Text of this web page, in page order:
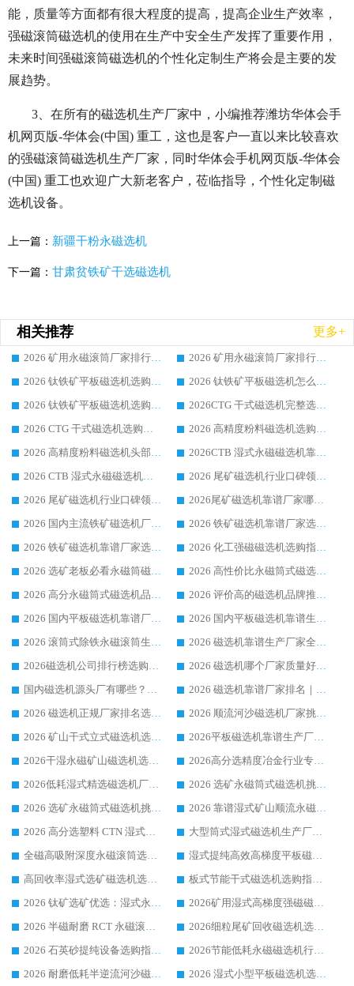
能，质量等方面都有很大程度的提高，提高企业生产效率，
强磁滚筒磁选机的使用在生产中安全生产发挥了重要作用，
未来时间强磁滚筒磁选机的个性化定制生产将会是主要的发
展趋势。
3、在所有的磁选机生产厂家中，小编推荐潍坊华体会手
机网页版-华体会(中国) 重工，这也是客户一直以来比较喜欢
的强磁滚筒磁选机生产厂家，同时华体会手机网页版-华体会
(中国) 重工也欢迎广大新老客户，莅临指导，个性化定制磁
选机设备。
上一篇： 新疆干粉永磁选机
下一篇： 甘肃贫铁矿干选磁选机
相关推荐 更多+
2026 矿用永磁滚筒厂家排行榜选购干货指南 行业口碑标杆华体会手机网页版-华体会(中国) 实力出众
2026 矿用永磁滚筒厂家排行榜选购指南，行业口碑领域强者华体会手机网页版-华体会(中国)
2026 钛铁矿平板磁选机选购全攻略 市场公认优质品牌厂家实力排行榜
2026 钛铁矿平板磁选机怎么选 靠谱生产企业实力排行榜选购参考攻略
2026 钛铁矿平板磁选机选购指南 行业口碑优选品牌生产企业实力排行榜
2026CTG 干式磁选机完整选购指南 行业口碑顶尖靠谱生产龙头厂家实力推荐
2026 CTG 干式磁选机选购指南|行业口碑靠谱生产厂家领域强者推荐
2026 高精度粉料磁选机选购全攻略 行业优质品牌华体会手机网页版-华体会(中国) 实力深度解析
2026 高精度粉料磁选机头部厂家选购指南 行业口碑靠谱品牌推荐 领域强者华体会手机网页版-华体会(中国) 解析
2026CTB 湿式永磁磁选机靠谱厂家实力排行榜 铁矿选矿设备采购全流程选购指南
2026 CTB 湿式永磁磁选机选购指南|行业口碑良好品牌推荐，领域强者华体会手机网页版-华体会(中国)
2026 尾矿磁选机行业口碑领域强者，源头直供国内主流厂家华体会手机网页版-华体会(中国) 一站式服务
2026 尾矿磁选机行业口碑领域强者，源头直供国内主流厂家华体会手机网页版-华体会(中国) 一站式服务
2026尾矿磁选机靠谱厂家哪家好 行业口碑领域强者华体会手机网页版-华体会(中国) 推荐
2026 国内主流铁矿磁选机厂家选购指南|行业口碑好品牌推荐，领域强者华体会手机网页版-华体会(中国)
2026 铁矿磁选机靠谱厂家选购全攻略 行业标杆华体会手机网页版-华体会(中国) 设备性价比出众
2026 铁矿磁选机靠谱厂家选购指南，领域强者华体会手机网页版-华体会(中国) 铁矿磁选机性价比高
2026 化工强磁磁选机选购指南 5 家行业口碑靠谱厂家领域强者推荐
2026 选矿老板必看永磁筒磁选机推荐 行业头部品牌口碑设备选购全攻略
2026 高性价比永磁筒式磁选机品牌盘点 行业强者口碑实测选购完整指南
2026 高分永磁筒式磁选机品牌推荐 选矿设备强者对比测评采购避坑全攻略
2026 评价高的磁选机品牌推荐选购指南，永磁筒式磁选机设备领域强者全景行业口碑解析
2026 国内平板磁选机靠谱厂家排名 行业实测口碑设备按需选购全指南
2026 国内平板磁选机靠谱生产厂家推荐排名|行业口碑选购指南，领域强者按需选设备
2026 滚筒式除铁永磁滚筒生产厂家推荐排名|行业口碑选购指南，领域强者源头厂商精选
2026 磁选机靠谱生产厂家全梳理 分场景选型行业头部品牌选购参考攻略
2026磁选机公司排行榜选购指南|正规源头厂家推荐，领域强者高性价比靠谱信赖品牌
2026 磁选机哪个厂家质量好？十大靠谱磁电企业排名选购指南
国内磁选机源头厂有哪些？2026 综合实力排名与采购避坑技巧
2026 磁选机靠谱厂家排名｜华体会手机网页版-华体会(中国) 高性价比磁选机磁电品牌
2026 磁选机正规厂家排名选购指南|行业口碑信赖品牌推荐性价比高靠谱磁电企业
2026 顺流河沙磁选机厂家挑选攻略 | 业内口碑龙头企业高性价比品牌推荐
2026 矿山干式立式磁选机选型攻略 梳理深耕磁电装备多年靠谱生产厂商
2026平板磁选机靠谱生产厂家选购指南 行业口碑良好品牌推荐 磁电领域实力强者
2026干湿永磁矿山磁选机选型攻略 优质生产厂家排名 选矿领域高口碑品牌推荐指南
2026高分选精度冶金行业专用磁选机生产厂家,干湿式磁选机源头供应商推荐
2026低耗湿式精​选磁选机厂家怎么选?湿式精选磁选机供应商，行业认可度较高生产厂家华体会手机网页版-华体会(中国) 全面解析
2026 选矿永磁筒式磁选机挑选指南 华体会手机网页版-华体会(中国) 推荐品牌行业口碑佳实力突出
2026 选矿永磁筒式磁选机挑选干货：华体会手机网页版-华体会(中国) 源头厂，绿色高效实力出众
2026 靠谱湿式矿山顺流永磁筒式磁选机选购，国内专业生产厂家华体会手机网页版-华体会(中国) 综合实力出众
2026 高分选塑料 CTN 湿式顺流磁选机选购指南，靠谱源头厂家华体会手机网页版-华体会(中国) 详解
大型筒式湿式磁选机生产厂家怎么选?华体会手机网页版-华体会(中国) 设备口碑广受行业认可
全磁高吸附深度永磁滚筒选购指南 业内口碑稳定磁电设备生产厂家详细推荐
湿式提纯高效高梯度平板磁选机靠谱设备源头厂商华体会手机网页版-华体会(中国) 综合测评
高回收率湿式选矿磁选机选购指南 业内口碑磁电设备生产厂家实力解析
板式节能干式磁选机选购指南，源头生产厂家华体会手机网页版-华体会(中国) 综合实力可观
2026 钛矿选矿优选：湿式永磁筒式磁选机源头厂家华体会手机网页版-华体会(中国) 综合解析
2026矿用湿式高梯度强磁磁选机选购指南，临朐靠谱磁电生产厂家华体会手机网页版-华体会(中国) 详解
2026 半磁耐磨 RCT 永磁滚筒选购指南，临朐源头生产厂家华体会手机网页版-华体会(中国) 实测分享
2026细粒尾矿回收磁选机选购指南 产业集群优质生产厂家华体会手机网页版-华体会(中国) 解析
2026 石英砂提纯设备选购指南：华体会手机网页版-华体会(中国) 提纯磁选机厂家综合解读
2026节能低耗永磁磁选机行业优选标杆 临朐华体会手机网页版-华体会(中国) 专业生产厂家
2026 耐磨低耗半逆流河沙磁选机选购指南 临朐产业集群源头厂华体会手机网页版-华体会(中国) 详细解析
2026 湿式小型平板磁选机选矿适配设备 临朐华体会手机网页版-华体会(中国) 实体生产厂家直供